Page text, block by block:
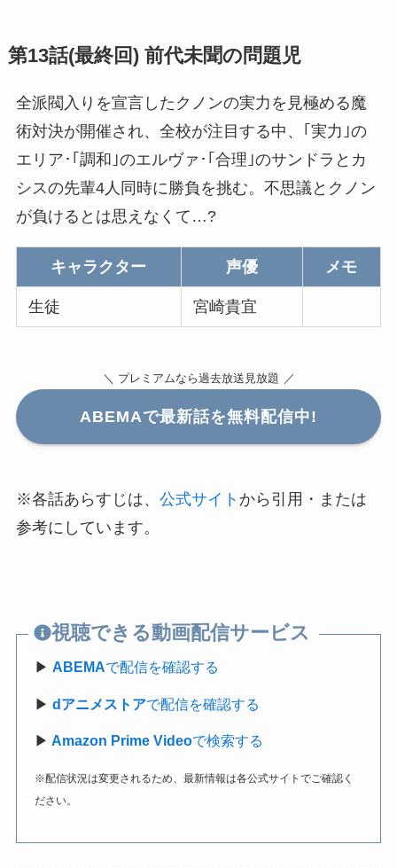
第13話(最終回) 前代未聞の問題児
全派閥入りを宣言したクノンの実力を見極める魔
術対決が開催され、全校が注目する中、｢実力｣の
エリア･｢調和｣のエルヴァ･｢合理｣のサンドラとカ
シスの先輩4人同時に勝負を挑む。不思議とクノン
が負けるとは思えなくて…?
キャラクター 声優 メモ
生徒 宮崎貴宜
＼ プレミアムなら過去放送見放題 ／
ABEMAで最新話を無料配信中!
※各話あらすじは、 公式サイト から引用・または
参考にしています。
視聴できる動画配信サービス
▶ABEMAで配信を確認する
▶dアニメストアで配信を確認する
▶ Amazon Prime Videoで検索する
※配信状況は変更されるため、最新情報は各公式サイトでご確認く
ださい。